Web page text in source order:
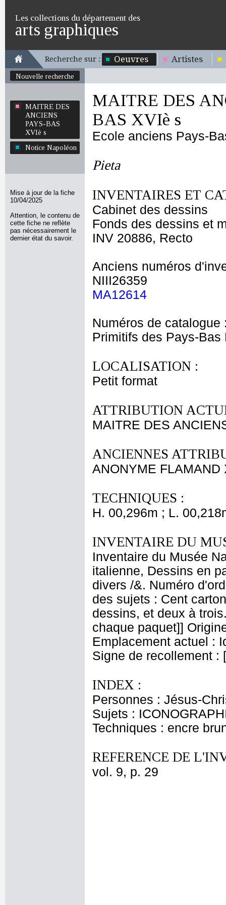
Les collections du département des
arts graphiques
Recherche sur : Oeuvres Artistes
Nouvelle recherche
MAITRE DES
ANCIENS
PAYS-BAS
XVIè s
Notice Napoléon
Mise à jour de la fiche
10/04/2025
Attention, le contenu de
cette fiche ne reflète
pas nécessairement le
dernier état du savoir.
MAITRE DES
BAS XVIè s
Ecole anciens Pays-
Pieta
INVENTAIRES ET
Cabinet des dessins
Fonds des dessins et
INV 20886, Recto
Anciens numéros
NIII26359
MA12614
Numéros de catalogue
Primitifs des Pays-Bas
LOCALISATION :
Petit format
ATTRIBUTION
MAITRE DES
ANCIENNES
ANONYME FLAMAND
TECHNIQUES :
H. 00,296m ; L.
INVENTAIRE DU
Inventaire du Musée
italienne, Dessins en
divers /&. Numéro
des sujets : Cent
dessins, et deux à
chaque paquet]]
Emplacement actuel :
Signe de recollement :
INDEX :
Personnes : Jésus-
Sujets :
Techniques : encre
REFERENCE DE
vol. 9, p. 29